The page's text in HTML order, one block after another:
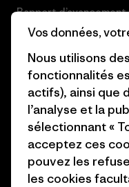
Rapport d’avancement
Business Unusual
Objectifs climatiques
1% For The Planet
Comment nous
Cartes cadeaux
Nos magasins
Vos données,
Nous utilisons
fonctionnalités
actifs), ainsi que
l’analyse et la
sélectionnant «
acceptez ces
pouvez les
les cookies